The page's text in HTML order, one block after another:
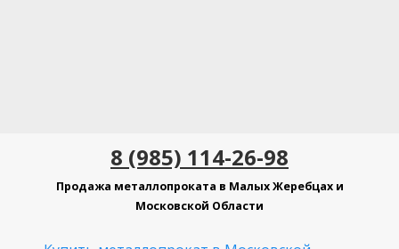
8 (985) 114-26-98
Продажа металлопроката в Малых Жеребцах и
Московской Области